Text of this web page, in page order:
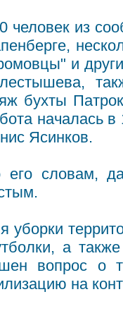
человек из
и
бухты
началась в
Ясинков.
его словам,
уборки
а
вопрос о
на